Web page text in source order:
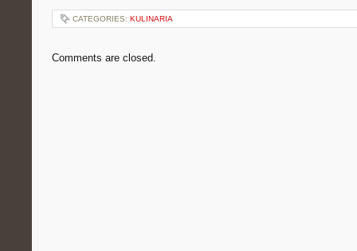
CATEGORIES: KULINARIA
Comments are closed.